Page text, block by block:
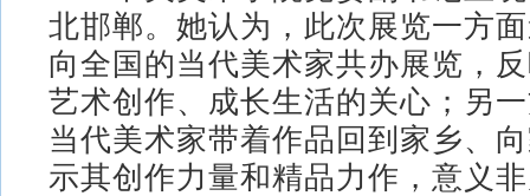
北邯郸。她认为，此次展览一方
向全国的当代美术家共办展览，
艺术创作、成长生活的关心；另
当代美术家带着作品回到家乡、
示其创作力量和精品力作，意义